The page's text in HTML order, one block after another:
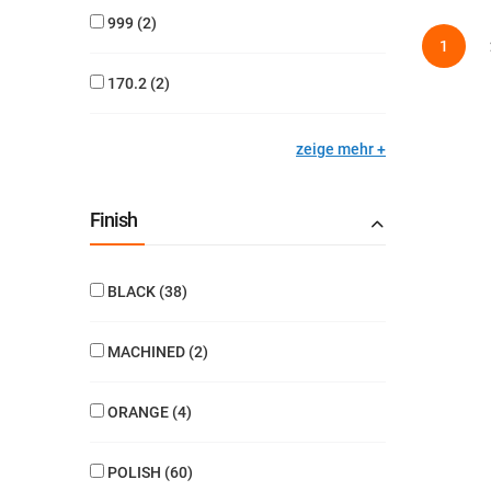
999 2
170.2 2
zeige mehr
Finish
BLACK 38
MACHINED 2
ORANGE 4
POLISH 60
Seite Sie
1